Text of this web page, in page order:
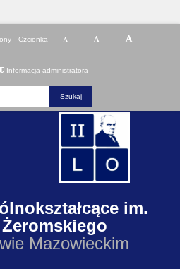
Czcionka
Informacja administratora
im.
Mazowieckim